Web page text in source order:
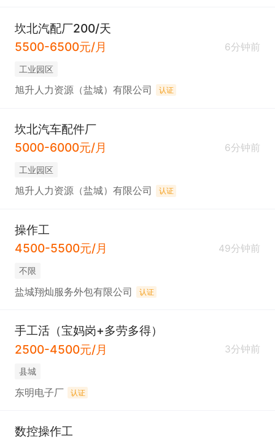
坎北汽配厂200/天
5500-6500元/月
6分钟前
工业园区
旭升人力资源（盐城）有限公司 认证
坎北汽车配件厂
5000-6000元/月
6分钟前
工业园区
旭升人力资源（盐城）有限公司 认证
操作工
4500-5500元/月
49分钟前
不限
盐城翔灿服务外包有限公司 认证
手工活（宝妈岗+多劳多得）
2500-4500元/月
3分钟前
县城
东明电子厂 认证
数控操作工